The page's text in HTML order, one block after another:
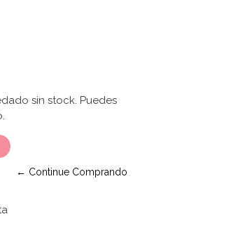
sin stock. Puedes
← Continue Comprando